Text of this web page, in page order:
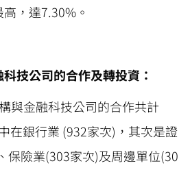
，達7.30%。
技公司的合作及轉投資：
與金融科技公司的合作共計
在銀行業 (932家次)，其次是證
保險業(303家次)及周邊單位(30